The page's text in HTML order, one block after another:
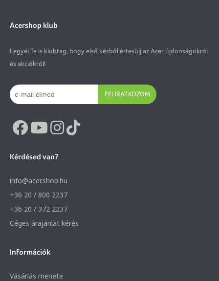
Acershop klub
Legyél Te is klubtag, hogy első kézből értesülj az Acer újdonságokról
és akciókról!
FELIRATKOZOM
Kérdésed van?
info@acer.shop.hu
+36 20 / 800 2237
+36 20 / 372 2237
Céges árajánlat kérés
Információk
Vásárlás menete